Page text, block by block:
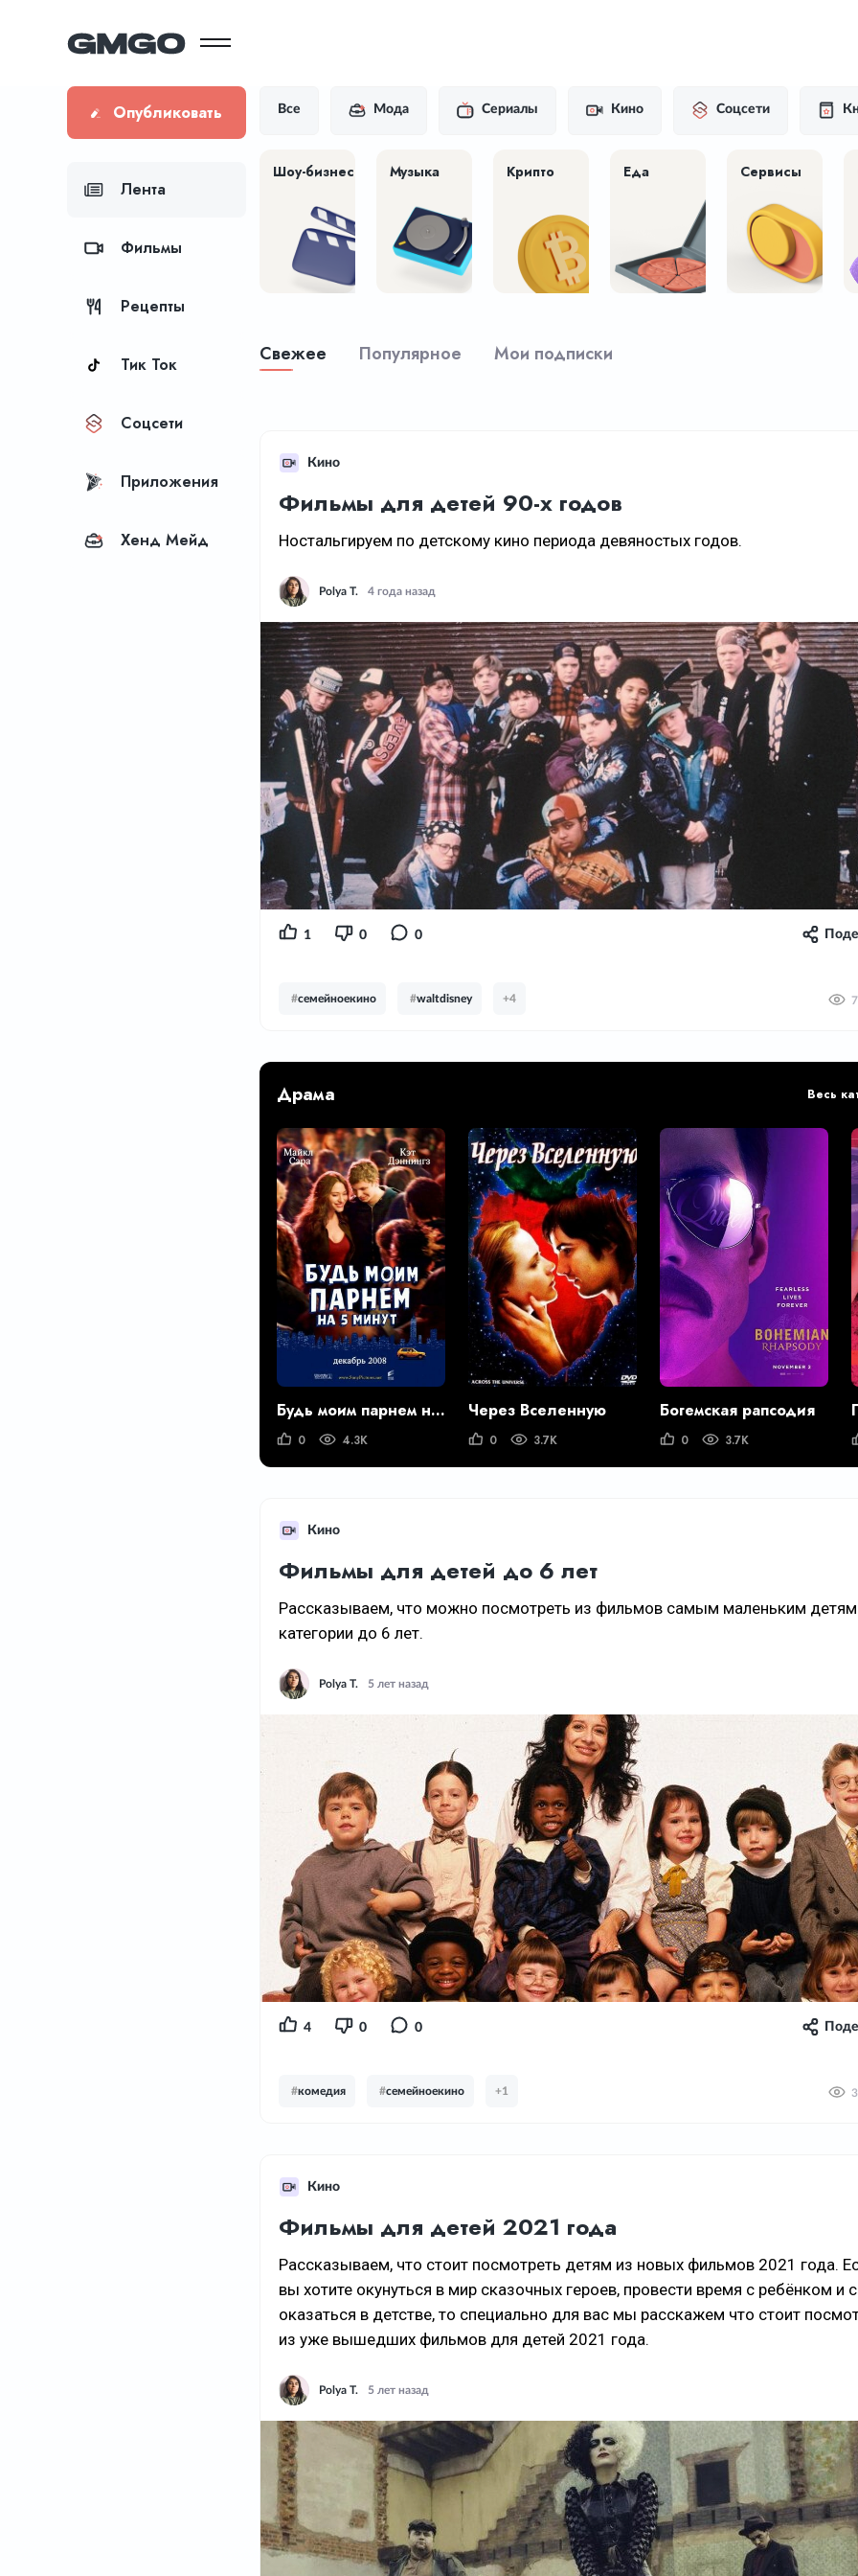
Опубликовать
Лента
Фильмы
Рецепты
Тик Ток
Соцсети
Приложения
Хенд Мейд
Все Мода Сериалы Кино Соцсети
Шоу-бизнес Музыка Крипто Еда Сервисы
Свежее Популярное Мои подписки
Кино
Фильмы для детей 90-х годов
Ностальгируем по детскому кино периода девяностых годов.
Polya T. 4 года назад
1 0 0
#семейноекино #waltdisney +4
Драма Весь
Будь моим парнем на пять минут
0 4.3K
Через Вселенную
0 3.7K
Богемская рапсодия
0 3.7K
Кино
Фильмы для детей до 6 лет
Рассказываем, что можно посмотреть из фильмов самым маленьким
категории до 6 лет.
Polya T. 5 лет назад
4 0 0
#комедия #семейноекино +1
Кино
Фильмы для детей 2021 года
Рассказываем, что стоит посмотреть детям из новых фильмов 2021 года.
вы хотите окунуться в мир сказочных героев, провести время с ребёнком и
оказаться в детстве, то специально для вас мы расскажем что стоит
из уже вышедших фильмов для детей 2021 года.
Polya T. 5 лет назад